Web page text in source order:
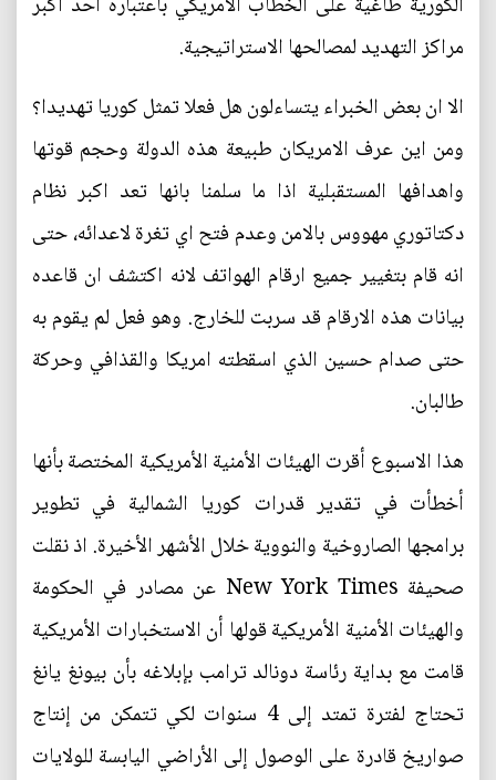
مراكز التهديد لمصالحها الاستراتيجية.
الا ان بعض الخبراء يتساءلون هل فعلا تمثل كوريا تهديدا؟
ومن اين عرف الامريكان طبيعة هذه الدولة وحجم قوتها
واهدافها المستقبلية اذا ما سلمنا بانها تعد اكبر نظام
دكتاتوري مهووس بالامن وعدم فتح اي تغرة لاعدائه، حتى
انه قام بتغيير جميع ارقام الهواتف لانه اكتشف ان قاعده
بيانات هذه الارقام قد سربت للخارج. وهو فعل لم يقوم به
حتى صدام حسين الذي اسقطته امريكا والقذافي وحركة
طالبان.
هذا الاسبوع أقرت الهيئات الأمنية الأمريكية المختصة بأنها
أخطأت في تقدير قدرات كوريا الشمالية في تطوير
برامجها الصاروخية والنووية خلال الأشهر الأخيرة. اذ نقلت
صحيفة New York Times عن مصادر في الحكومة
والهيئات الأمنية الأمريكية قولها أن الاستخبارات الأمريكية
قامت مع بداية رئاسة دونالد ترامب بإبلاغه بأن بيونغ يانغ
تحتاج لفترة تمتد إلى 4 سنوات لكي تتمكن من إنتاج
صواريخ قادرة على الوصول إلى الأراضي اليابسة للولايات